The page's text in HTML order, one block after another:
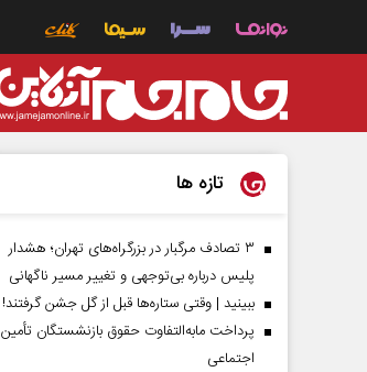
تازه ها
۳ تصادف مرگبار در بزرگراه‌های تهران؛ هشدار
پلیس درباره بی‌توجهی و تغییر مسیر ناگهانی
ببینید | وقتی ستاره‌ها قبل از گل جشن گرفتند!
پرداخت مابه‌التفاوت حقوق بازنشستگان تأمین
اجتماعی